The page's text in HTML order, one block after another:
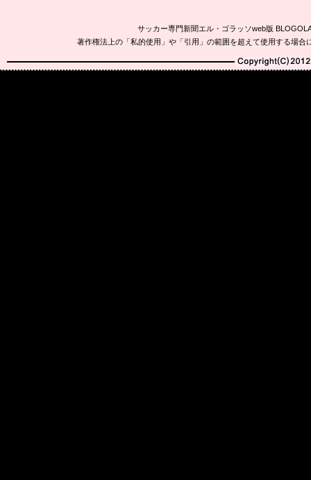
サッカー専門新聞エル・ゴラッソweb版
著作権法上の「私的使用」や「引用」の範囲を超えて使用する場
Copyright(C)2010-